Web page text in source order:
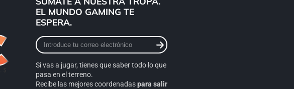
EL MUNDO GAMING TE
ESPERA.
Introduce
tu
electrónico
Si vas a jugar, tienes que saber todo lo que
pasa en el terreno.
Recibe las mejores coordenadaspara salir